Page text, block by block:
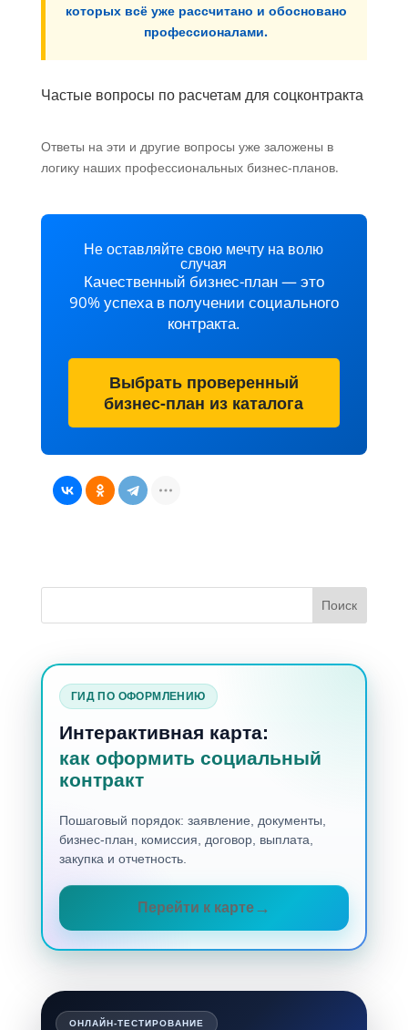
которых всё уже рассчитано и обосновано
профессионалами.
Частые вопросы по расчетам для соцконтракта
Ответы на эти и другие вопросы уже заложены в
логику наших профессиональных бизнес-планов.
Не оставляйте свою мечту на волю
случая
Качественный бизнес-план — это
90% успеха в получении социального
контракта.
Выбрать проверенный
бизнес-план из каталога
ГИД ПО ОФОРМЛЕНИЮ
Интерактивная карта:
как оформить социальный
контракт
Пошаговый порядок: заявление, документы,
бизнес-план, комиссия, договор, выплата,
закупка и отчетность.
Перейти к карте
ОНЛАЙН-ТЕСТИРОВАНИЕ